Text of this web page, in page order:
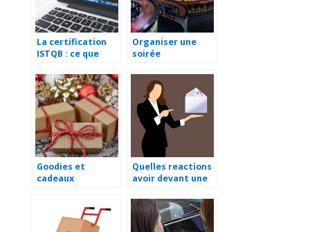
La certification
ISTQB : ce que
Organiser une
soirée
choisir le lieu et la
restauration
Goodies et
cadeaux
la visibilité de
votre marque
Quelles reactions
avoir devant une
demeure ?